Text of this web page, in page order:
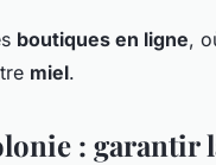
boutiques en ligne,
miel.
: garantir